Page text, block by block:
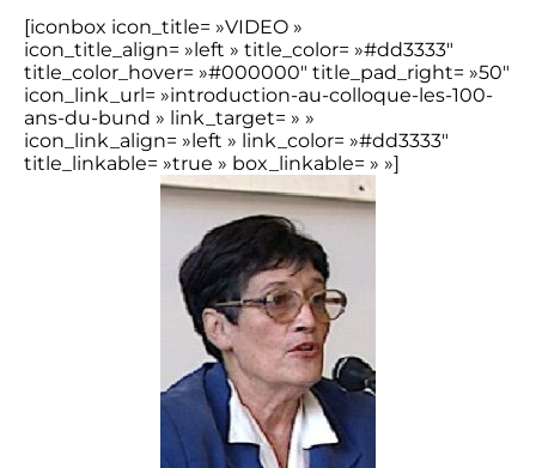
[iconbox icon_title= »VIDEO »
icon_title_align= »left » title_color= »#dd3333″
title_color_hover= »#000000″ title_pad_right= »50″
icon_link_url= »introduction-au-colloque-les-100-
ans-du-bund » link_target= » »
icon_link_align= »left » link_color= »#dd3333″
title_linkable= »true » box_linkable= » »]